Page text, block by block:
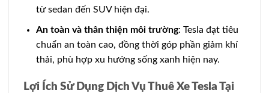
từ sedan đến SUV hiện đại.
An toàn và thân thiện môi trường: Tesla đạt tiêu
chuẩn an toàn cao, đồng thời góp phần giảm khí
thải, phù hợp xu hướng sống xanh hiện nay.
Lợi Ích Sử Dụng Dịch Vụ Thuê Xe Tesla Tại